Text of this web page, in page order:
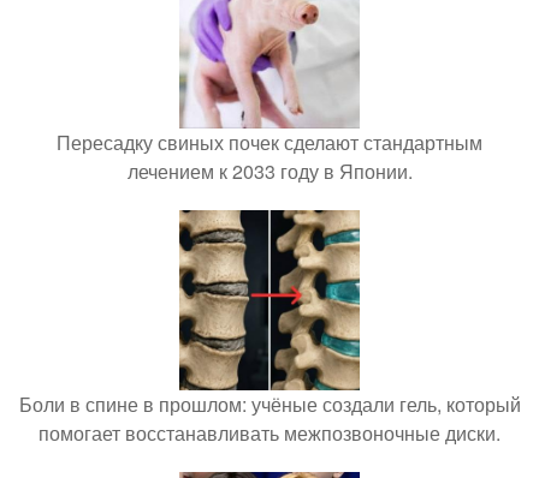
Пересадку свиных почек сделают стандартным
лечением к 2033 году в Японии.
Боли в спине в прошлом: учёные создали гель, который
помогает восстанавливать межпозвоночные диски.